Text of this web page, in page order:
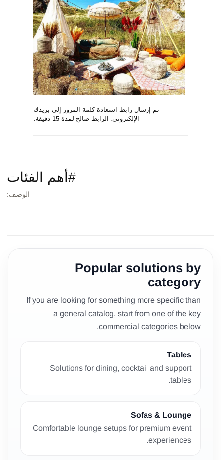
تم إرسال رابط استعادة كلمة المرور إلى بريدك
الإلكتروني. الرابط صالح لمدة 15 دقيقة.
#أهم الفئات
الوصف:
كراسي/بوفات
Popular solutions by
category
If you are looking for something more specific than
a general catalog, start from one of the key
commercial categories below.
Tables
Solutions for dining, cocktail and support
tables.
Sofas & Lounge
Comfortable lounge setups for premium event
experiences.